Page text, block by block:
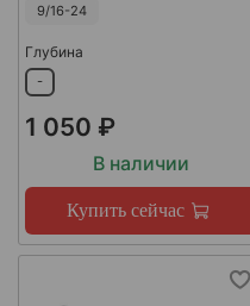
9/16-24
Глубина
-
1 050 ₽
В наличии
Купить сейчас